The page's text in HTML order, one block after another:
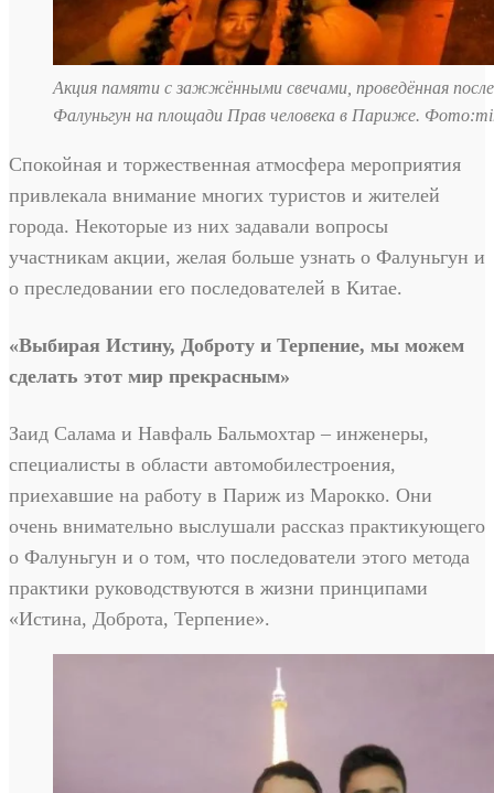
Акция памяти с зажжёнными свечами, проведённая
Фалуньгун на площади Прав человека в Париже.
Спокойная и торжественная атмосфера мероприятия
привлекала внимание многих туристов и жителей
города. Некоторые из них задавали вопросы
участникам акции, желая больше узнать о Фалуньгун и
о преследовании его последователей в Китае.
«Выбирая Истину, Доброту и Терпение, мы можем
сделать этот мир прекрасным»
Заид Салама и Навфаль Бальмохтар – инженеры,
специалисты в области автомобилестроения,
приехавшие на работу в Париж из Марокко. Они
очень внимательно выслушали рассказ практикующего
о Фалуньгун и о том, что последователи этого метода
практики руководствуются в жизни принципами
«Истина, Доброта, Терпение».